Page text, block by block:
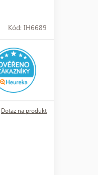
Kód: IH6689
Dotaz na produkt